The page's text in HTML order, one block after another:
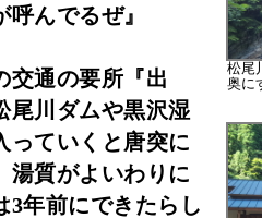
呼んでるぜ』
通の要所『出
尾川ダムや黒沢湿
っていくと唐突に
湯質がよいわりに
3年前にできたらし
松尾
奥に